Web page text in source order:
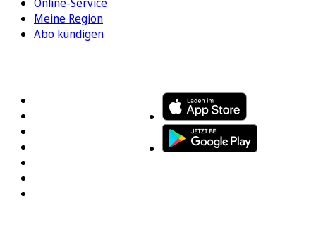
Meine Region
Abo kündigen